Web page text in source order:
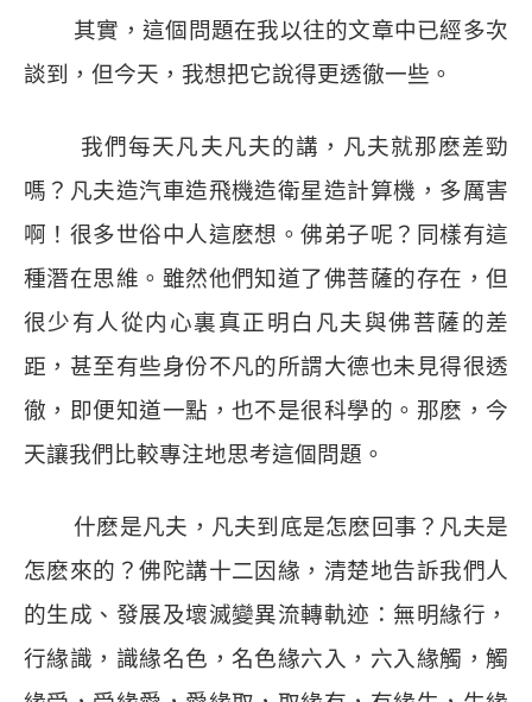
其實，這個問題在我以往的文章中已經多次
談到，但今天，我想把它說得更透徹一些。
我們每天凡夫凡夫的講，凡夫就那麽差勁
嗎？凡夫造汽車造飛機造衛星造計算機，多厲害
啊！很多世俗中人這麽想。佛弟子呢？同樣有這
種潛在思維。雖然他們知道了佛菩薩的存在，但
很少有人從内心裏真正明白凡夫與佛菩薩的差
距，甚至有些身份不凡的所謂大德也未見得很透
徹，即便知道一點，也不是很科學的。那麽，今
天讓我們比較專注地思考這個問題。
什麽是凡夫，凡夫到底是怎麽回事？凡夫是
怎麽來的？佛陀講十二因緣，清楚地告訴我們人
的生成、發展及壞滅變異流轉軌迹：無明緣行，
行緣識，識緣名色，名色緣六入，六入緣觸，觸